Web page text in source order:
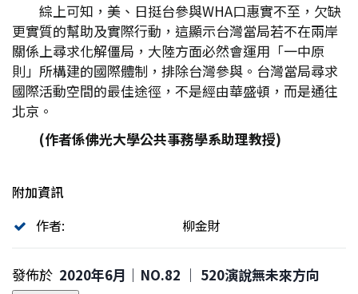
綜上可知，美、日挺台參與WHA口惠實不至，欠缺
更實質的幫助及實際行動，這顯示台灣當局若不在兩岸
關係上尋求化解僵局，大陸方面必然會運用「一中原
則」所構建的國際體制，排除台灣參與。台灣當局尋求
國際活動空間的最佳途徑，不是經由華盛頓，而是通往
北京。
(作者係佛光大學公共事務學系助理教授)
附加資訊
作者:
柳金財
發佈於 2020年6月｜NO.82 │ 520演說無未來方向